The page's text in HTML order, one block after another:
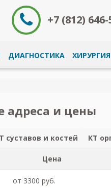
+7 (812)
ДИАГНОСТИКА ХИРУРГИЯ
адреса и цены
суставов и костей КТ
Цена
от 3300 руб.